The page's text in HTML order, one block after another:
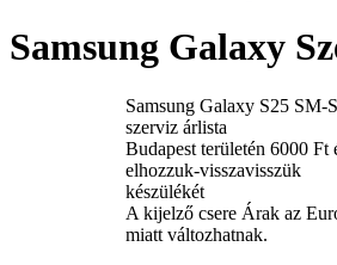
Samsung Galaxy
Samsung Galaxy S25 SM-
szerviz árlista
Budapest területén 6000 Ft
elhozzuk-visszavisszük
készülékét
A kijelző csere Árak az
miatt változhatnak.